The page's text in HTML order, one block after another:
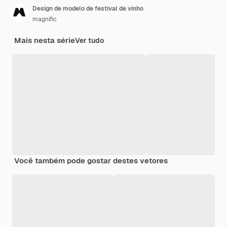
Design de modelo de festival de vinho
magnific
Mais nesta sérieVer tudo
Você também pode gostar destes vetores